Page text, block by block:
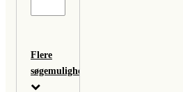
Flere
søgemuligheder